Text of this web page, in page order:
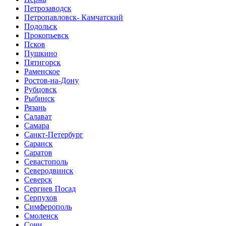
Петрозаводск
Петропавловск- Камчатский
Подольск
Прокопьевск
Псков
Пушкино
Пятигорск
Раменское
Ростов-на-Дону
Рубцовск
Рыбинск
Рязань
Салават
Самара
Санкт-Петербург
Саранск
Саратов
Севастополь
Северодвинск
Северск
Сергиев Посад
Серпухов
Симферополь
Смоленск